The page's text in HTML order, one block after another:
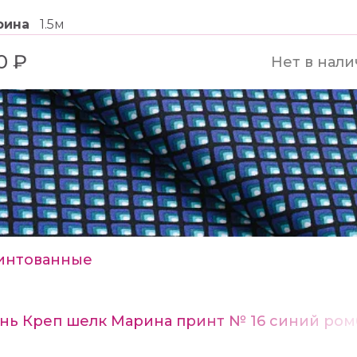
1.5м
₽ Нет в
Креп шелк Марина принт № 16 синий